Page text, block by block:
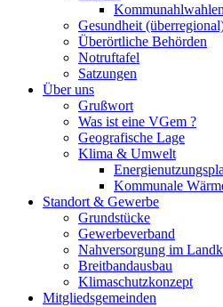
Gesundheit
Überörtliche Behörden
Notruftafel
Satzungen
Über uns
Grußwort
Was ist eine VGem ?
Geografische Lage
Klima & Umwelt
Kommunale
Standort & Gewerbe
Grundstücke
Gewerbeverband
Nahversorgung im
Breitbandausbau
Klimaschutzkonzept
Mitgliedsgemeinden